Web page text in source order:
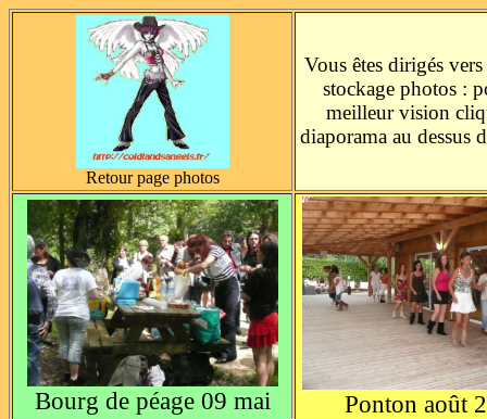
Retour page photos
Vous êtes dirigés
stockage photos :
meilleur vision
diaporama au dessus
Bourg de péage 09 mai Ponton août